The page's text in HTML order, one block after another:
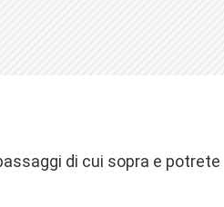
di cui sopra e potrete